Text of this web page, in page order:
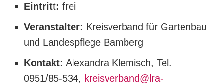
Eintritt: frei
Veranstalter: Kreisverband für Gartenbau
und Landespflege Bamberg
Kontakt: Alexandra Klemisch, Tel.
0951/85-534, kreisverband@lra-